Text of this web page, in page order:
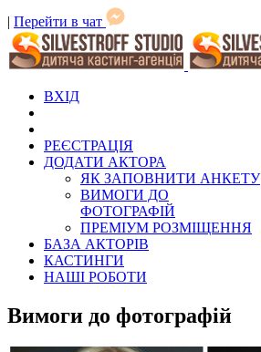
| Перейти в чат
ВХІД
РЕЄСТРАЦІЯ
ДОДАТИ АКТОРА
ЯК ЗАПОВНИТИ АНКЕТУ
ВИМОГИ ДО
ФОТОГРАФІЙ
ПРЕМІУМ РОЗМІЩЕННЯ
БАЗА АКТОРІВ
КАСТИНГИ
НАШІ РОБОТИ
Вимоги до фотографій